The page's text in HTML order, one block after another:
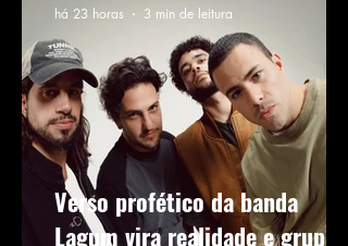
Verso profético da banda
Lagum vira realidade e grupo
há 23 horas
3 min de leitura